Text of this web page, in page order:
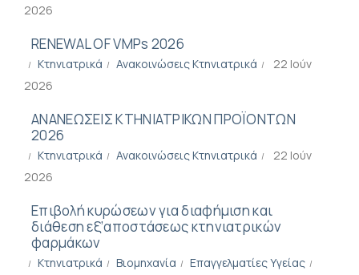
2026
RENEWAL OF VMPs 2026
Κτηνιατρικά Ανακοινώσεις Κτηνιατρικά
22 Ιούν
2026
ΑΝΑΝΕΩΣΕΙΣ ΚΤΗΝΙΑΤΡΙΚΩΝ ΠΡΟΪΟΝΤΩΝ
2026
Κτηνιατρικά Ανακοινώσεις Κτηνιατρικά
22 Ιούν
2026
Επιβολή κυρώσεων για διαφήμιση και
διάθεση εξ’αποστάσεως κτηνιατρικών
φαρμάκων
Κτηνιατρικά Βιομηχανία
Επαγγελματίες Υγείας